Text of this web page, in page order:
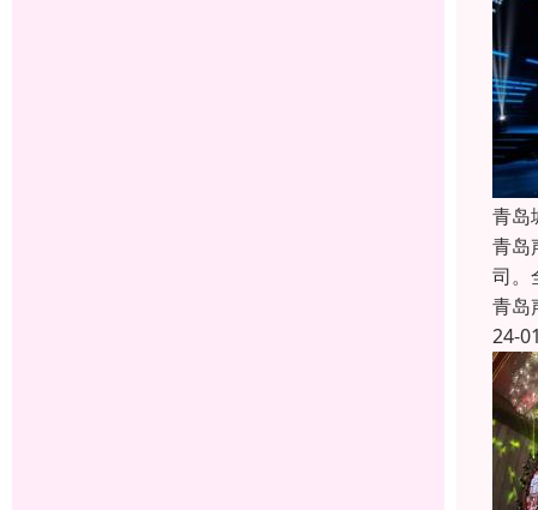
青岛
青岛
司。
青岛
24-